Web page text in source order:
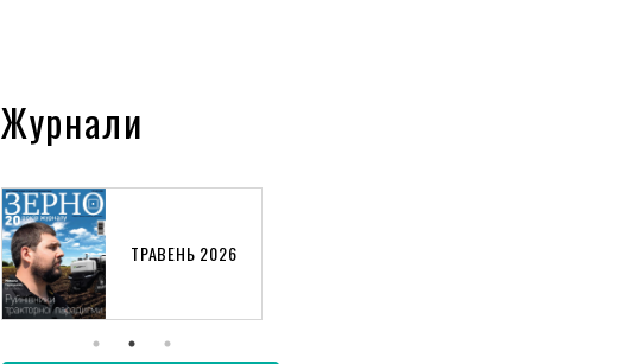
Журнали
ТРАВЕНЬ 2026